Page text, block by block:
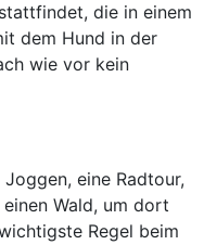
die in einem
dem Hund in der
wie vor kein
eine Radtour,
Wald, um dort
Regel beim